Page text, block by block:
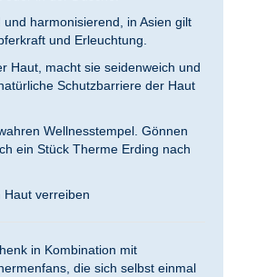
harmonisierend, in Asien gilt
und Erleuchtung.
Haut, macht sie seidenweich und
Schutzbarriere der Haut
Wellnesstempel. Gönnen
ein Stück Therme Erding nach
verreiben
in Kombination mit
die sich selbst einmal